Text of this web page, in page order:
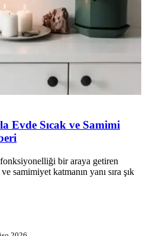
Evde Sıcak ve Samimi
bir araya getiren
samimiyet katmanın yanı sıra şık